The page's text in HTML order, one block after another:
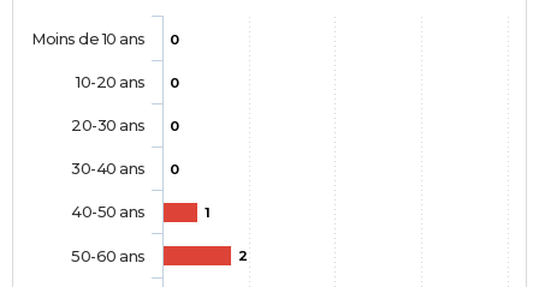
0
0
0
0
1
2
Moins de 10 ans
10-20 ans
20-30 ans
30-40 ans
40-50 ans
50-60 ans